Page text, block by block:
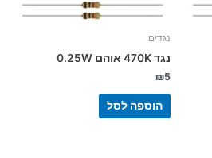
נגדים
נגד 470K אוהם 0.25W
₪5
הוספה לסל